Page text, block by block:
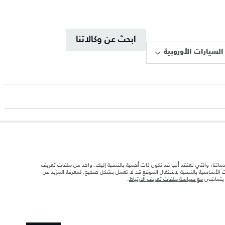
السيارات الأوروبية
ابحث عن وكالاتنا
السيارة بالإكسسوارات والركاب والسوائل والوقود والحمولة.
المستخدَمة ضمن موقع الويب حاليًا المواصفات الحالية بالكامل بالنسبة إلى الميزات
والتي نعتقد أنها قد تكون ذات أهمية بالنسبة إليك. واحد من ملفات تعريف
الأساسية بالنسبة لاشتغال الموقع قد لا تعمل بشكل صحيح. لمعرفة المزيد عن
يتماشىمع سياسة ملفات تعريف الارتباط.